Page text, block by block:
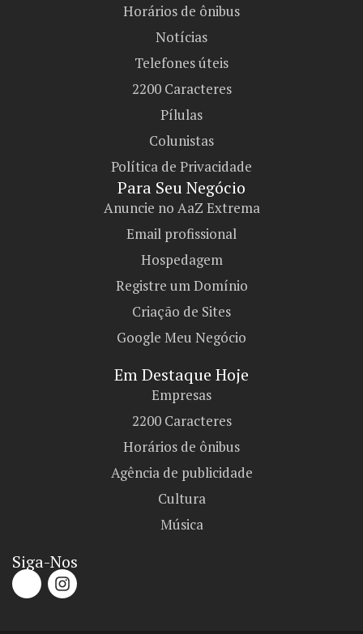
Horários de ônibus
Notícias
Telefones úteis
2200 Caracteres
Pílulas
Colunistas
Política de Privacidade
Para Seu Negócio​
Anuncie no AaZ Extrema
Email profissional
Hospedagem
Registre um Domínio
Criação de Sites
Google Meu Negócio
Em Destaque Hoje
Empresas
2200 Caracteres
Horários de ônibus
Agência de publicidade
Cultura
Música
Siga-Nos